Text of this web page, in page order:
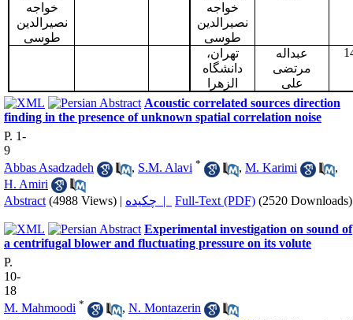
خواجه
نصیرالدین
طوسی
خواجه
نصیرالدین
طوسی
عبداله
مرتضی
علی
تهران،
دانشگاه
الزهرا
Acoustic correlated sources direction
finding in the presence of unknown spatial correlation noise
P. 1-
9
َAbbas Asadzadeh
, S.M. Alavi * , M. Karimi
,
H. Amiri
Abstract (4988 Views) | چکیده | Full-Text (PDF) (2520 Downloads)
Experimental investigation on sound of
a centrifugal blower and fluctuating pressure on its volute
P.
10-
18
M. Mahmoodi * , N. Montazerin